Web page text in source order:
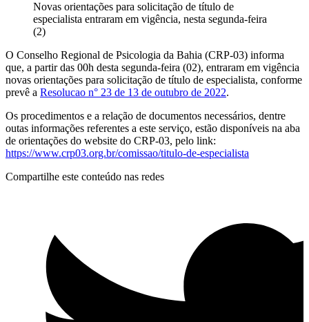
Novas orientações para solicitação de título de
especialista entraram em vigência, nesta segunda-feira
(2)
O Conselho Regional de Psicologia da Bahia (CRP-03) informa
que, a partir das 00h desta segunda-feira (02), entraram em vigência
novas orientações para solicitação de título de especialista, conforme
prevê a Resolucao n° 23 de 13 de outubro de 2022.
Os procedimentos e a relação de documentos necessários, dentre
outas informações referentes a este serviço, estão disponíveis na aba
de orientações do website do CRP-03, pelo link:
https://www.crp03.org.br/comissao/titulo-de-especialista
Compartilhe este conteúdo nas redes